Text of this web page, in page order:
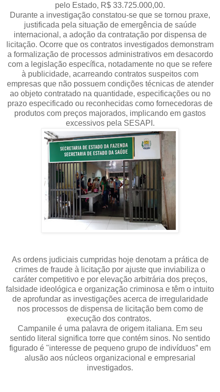
pelo Estado, R$ 33.725.000,00.
Durante a investigação constatou-se que se tornou praxe,
justificada pela situação de emergência de saúde
internacional, a adoção da contratação por dispensa de
licitação. Ocorre que os contratos investigados demonstram
a formalização de processos administrativos em desacordo
com a legislação específica, notadamente no que se refere
à publicidade, acarreando contratos suspeitos com
empresas que não possuem condições técnicas de atender
ao objeto contratado na quantidade, especificações ou no
prazo especificado ou reconhecidas como fornecedoras de
produtos com preços majorados, implicando em gastos
excessivos pela SESAPI.
As ordens judiciais cumpridas hoje denotam a prática de
crimes de fraude à licitação por ajuste que inviabiliza o
caráter competitivo e por elevação arbitrária dos preços,
falsidade ideológica e organização criminosa e têm o intuito
de aprofundar as investigações acerca de irregularidade
nos processos de dispensa de licitação bem como de
execução dos contratos.
Campanile é uma palavra de origem italiana. Em seu
sentido literal significa torre que contém sinos. No sentido
figurado é "interesse de pequeno grupo de indivíduos” em
alusão aos núcleos organizacional e empresarial
investigados.